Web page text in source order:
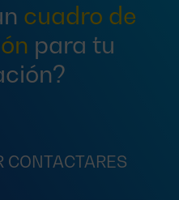
cuadro de
para tu
CONTACTARES